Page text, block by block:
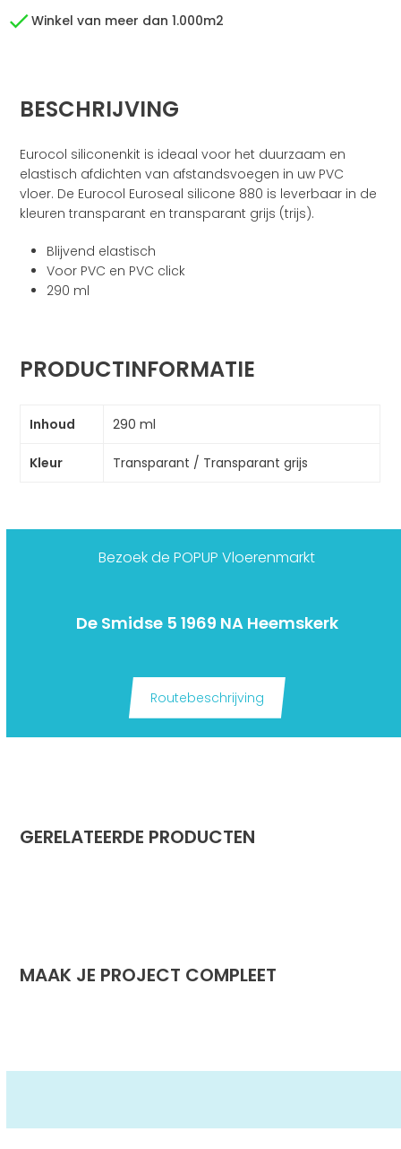
Winkel van meer dan 1.000m2
BESCHRIJVING
Eurocol siliconenkit is ideaal voor het duurzaam en
elastisch afdichten van afstandsvoegen in uw PVC
vloer. De Eurocol Euroseal silicone 880 is leverbaar in de
kleuren transparant en transparant grijs (trijs).
Blijvend elastisch
Voor PVC en PVC click
290 ml
PRODUCTINFORMATIE
Inhoud 290 ml
Kleur Transparant / Transparant grijs
Bezoek de POPUP Vloerenmarkt
De Smidse 5 1969 NA Heemskerk
Routebeschrijving
GERELATEERDE PRODUCTEN
MAAK JE PROJECT COMPLEET